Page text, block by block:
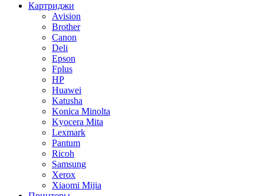
Картриджи
Avision
Brother
Canon
Deli
Epson
Fplus
HP
Huawei
Katusha
Konica Minolta
Kyocera Mita
Lexmark
Pantum
Ricoh
Samsung
Xerox
Xiaomi Mijia